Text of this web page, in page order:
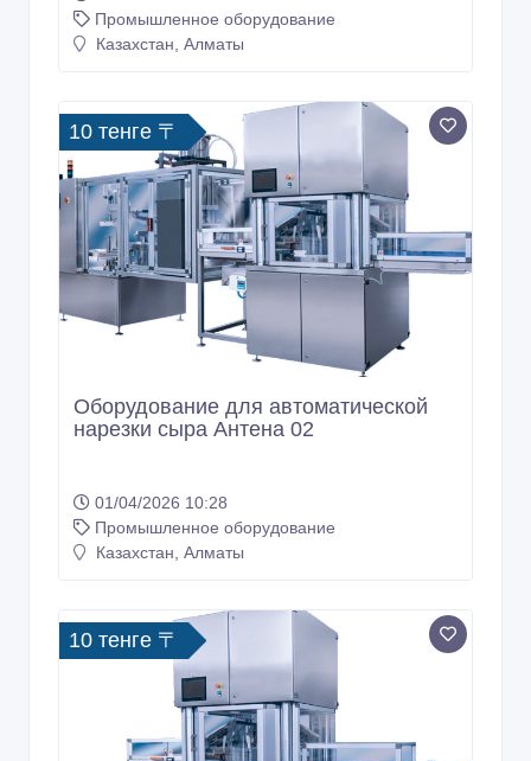
Промышленное оборудование
Казахстан, Алматы
10 тенге 〒
Оборудование для автоматической
нарезки сыра Антена 02
01/04/2026 10:28
Промышленное оборудование
Казахстан, Алматы
10 тенге 〒